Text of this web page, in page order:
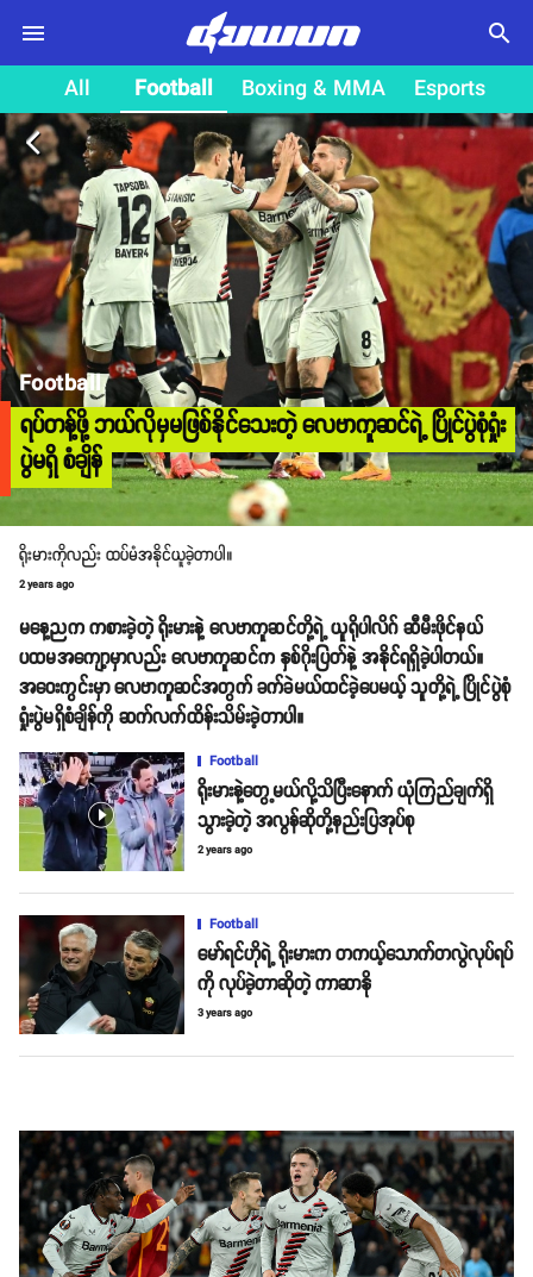
search
All Football Boxing & MMA Esports
arrow_back_ios
Football
ရပ်တန့်ဖို့ ဘယ်လိုမှမဖြစ်နိုင်သေးတဲ့ လေဗာကူဆင်ရဲ့ ပြိုင်ပွဲစုံရှုံး
ပွဲမရှိ စံချိန်
ရိုးမားကိုလည်း ထပ်မံအနိုင်ယူခဲ့တာပါ။
2 years ago
မနေ့ညက ကစားခဲ့တဲ့ ရိုးမားနဲ့ လေဗာကူဆင်တို့ရဲ့ ယူရိုပါလိဂ် ဆီမီးဖိုင်နယ်
ပထမအကျော့မှာလည်း လေဗာကူဆင်က နှစ်ဂိုးပြတ်နဲ့ အနိုင်ရရှိခဲ့ပါတယ်။
အဝေးကွင်းမှာ လေဗာကူဆင်အတွက် ခက်ခဲမယ်ထင်ခဲ့ပေမယ့် သူတို့ရဲ့ ပြိုင်ပွဲစုံ
ရှုံးပွဲမရှိစံချိန်ကို ဆက်လက်ထိန်းသိမ်းခဲ့တာပါ။
Football
ရိုးမားနဲ့တွေ့မယ်လို့သိပြီးနောက် ယုံကြည်ချက်ရှိ
သွားခဲ့တဲ့ အလွန်ဆိုတို့နည်းပြအုပ်စု
2 years ago
Football
မော်ရင်ဟိုရဲ့ ရိုးမားက တကယ့်သောက်တလွဲလုပ်ရပ်
ကို လုပ်ခဲ့တာဆိုတဲ့ ကာဆာနို
3 years ago